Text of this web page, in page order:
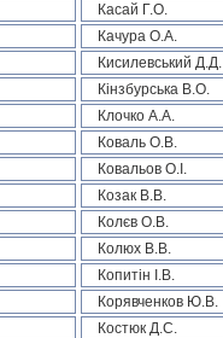
Касай Г.О.
Качура О.А.
Кисилевський Д.Д.
Кінзбурська В.О.
Клочко А.А.
Коваль О.В.
Ковальов О.І.
Козак В.В.
Колєв О.В.
Колюх В.В.
Копитін І.В.
Корявченков Ю.В.
Костюк Д.С.